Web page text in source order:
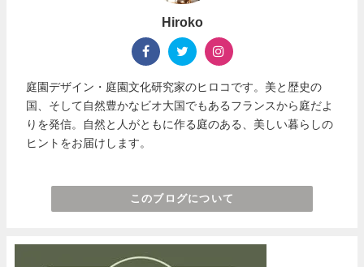
Hiroko
庭園デザイン・庭園文化研究家のヒロコです。美と歴史の
国、そして自然豊かなビオ大国でもあるフランスから庭だよ
りを発信。自然と人がともに作る庭のある、美しい暮らしの
ヒントをお届けします。
このブログについて